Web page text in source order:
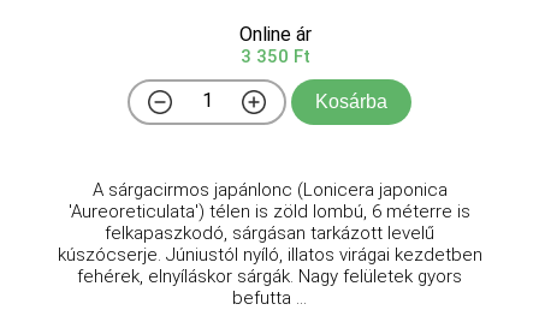
Online ár
3 350 Ft
Kosárba
A sárgacirmos japánlonc (Lonicera japonica
'Aureoreticulata') télen is zöld lombú, 6 méterre is
felkapaszkodó, sárgásan tarkázott levelű
kúszócserje. Júniustól nyíló, illatos virágai kezdetben
fehérek, elnyíláskor sárgák. Nagy felületek gyors
befutta ...